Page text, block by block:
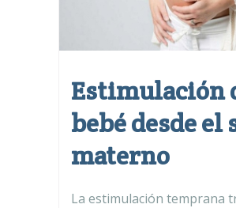
Estimulación
bebé desde el
materno
La estimulación temprana